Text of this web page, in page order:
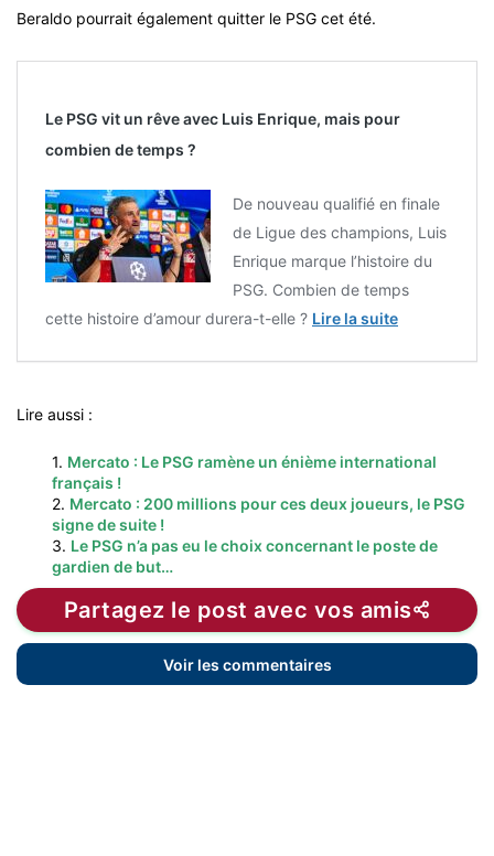
Beraldo pourrait également quitter le PSG cet été.
Le PSG vit un rêve avec Luis Enrique, mais pour
combien de temps ?
De nouveau qualifié en finale
de Ligue des champions, Luis
Enrique marque l’histoire du
PSG. Combien de temps
cette histoire d’amour durera-t-elle ? Lire la suite
Lire aussi :
1. Mercato : Le PSG ramène un énième international
français !
2. Mercato : 200 millions pour ces deux joueurs, le PSG
signe de suite !
3. Le PSG n’a pas eu le choix concernant le poste de
gardien de but…
Partagez le post avec vos amis
Voir les commentaires